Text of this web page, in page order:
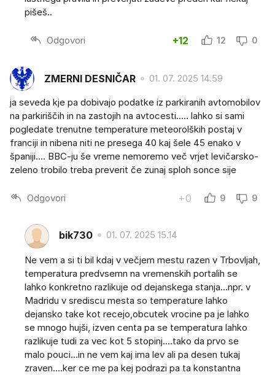
pišeš..
Odgovori +12 12 0
ZMERNI DESNIČAR 01. 07. 2025 14.59
ja seveda kje pa dobivajo podatke iz parkiranih avtomobilov
na parkiriščih in na zastojih na avtocesti….. lahko si sami
pogledate trenutne temperature meteorolških postaj v
franciji in nibena niti ne presega 40 kaj šele 45 enako v
španiji…. BBC-ju še vreme nemoremo več vrjet levičarsko-
zeleno trobilo treba preverit če zunaj sploh sonce sije
Odgovori +0 9 9
bik730 01. 07. 2025 15.14
Ne vem a si ti bil kdaj v večjem mestu razen v Trbovljah,
temperatura predvsemn na vremenskih portalih se
lahko konkretno razlikuje od dejanskega stanja...npr. v
Madridu v srediscu mesta so temperature lahko
dejansko take kot recejo,obcutek vrocine pa je lahko
se mnogo hujši, izven centa pa se temperatura lahko
razlikuje tudi za vec kot 5 stopinj....tako da prvo se
malo pouci...in ne vem kaj ima lev ali pa desen tukaj
zraven....ker ce me pa kej podrazi pa ta konstantna